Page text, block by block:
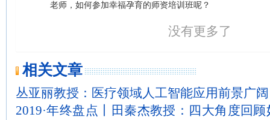
老师，如何参加幸福孕育的师资培训班呢？
没有更多了
相关文章
丛亚丽教授：医疗领域人工智能应用前景广阔
2019·年终盘点丨田秦杰教授：四大角度回